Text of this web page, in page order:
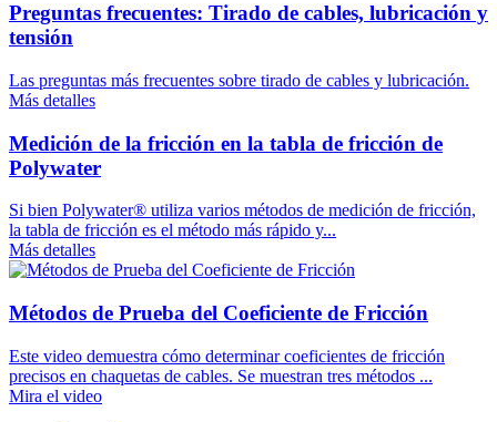
Preguntas frecuentes: Tirado de cables, lubricación y
tensión
Las preguntas más frecuentes sobre tirado de cables y lubricación.
Más detalles
Medición de la fricción en la tabla de fricción de
Polywater
Si bien Polywater® utiliza varios métodos de medición de fricción,
la tabla de fricción es el método más rápido y...
Más detalles
Métodos de Prueba del Coeficiente de Fricción
Este video demuestra cómo determinar coeficientes de fricción
precisos en chaquetas de cables. Se muestran tres métodos ...
Mira el video